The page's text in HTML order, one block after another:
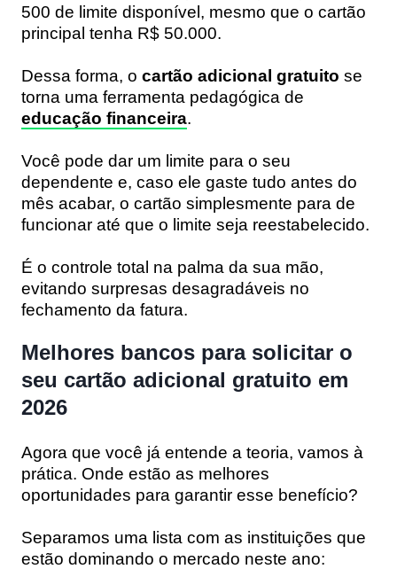
500 de limite disponível, mesmo que o cartão
principal tenha R$ 50.000.
Dessa forma, o cartão adicional gratuito se
torna uma ferramenta pedagógica de
educação financeira.
Você pode dar um limite para o seu
dependente e, caso ele gaste tudo antes do
mês acabar, o cartão simplesmente para de
funcionar até que o limite seja reestabelecido.
É o controle total na palma da sua mão,
evitando surpresas desagradáveis no
fechamento da fatura.
Melhores bancos para solicitar o
seu cartão adicional gratuito em
2026
Agora que você já entende a teoria, vamos à
prática. Onde estão as melhores
oportunidades para garantir esse benefício?
Separamos uma lista com as instituições que
estão dominando o mercado neste ano: